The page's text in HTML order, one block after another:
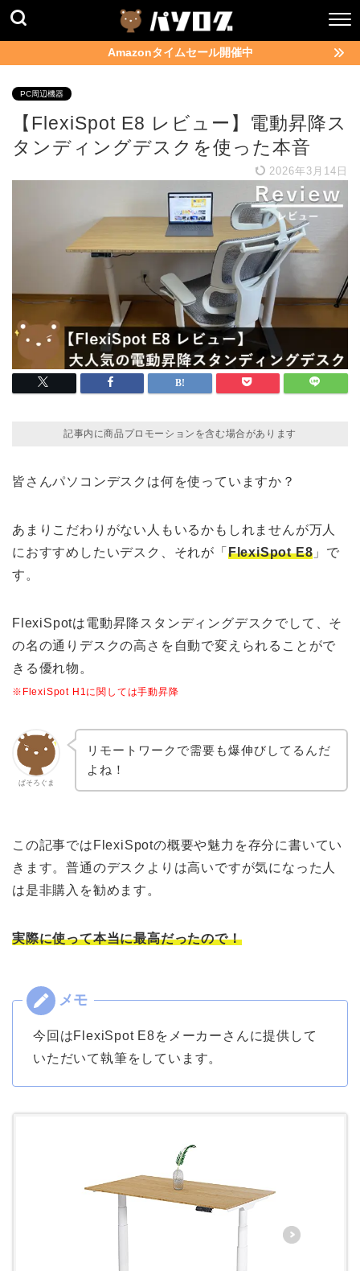
Amazonタイムセール開催中
PC周辺機器
【FlexiSpot E8 レビュー】電動昇降ス
タンディングデスクを使った本音
2026年3月14日
記事内に商品プロモーションを含む場合があります
皆さんパソコンデスクは何を使っていますか？
あまりこだわりがない人もいるかもしれませんが万人
におすすめしたいデスク、それが「 FlexiSpot E8 」で
す。
FlexiSpotは電動昇降スタンディングデスクでして、そ
の名の通りデスクの高さを自動で変えられることがで
きる優れ物。
※FlexiSpot H1に関しては手動昇降
ぱそろぐま
リモートワークで需要も爆伸びしてるんだ
よね！
この記事ではFlexiSpotの概要や魅力を存分に書いてい
きます。普通のデスクよりは高いですが気になった人
は是非購入を勧めます。
実際に使って本当に最高だったので！
今回はFlexiSpot E8をメーカーさんに提供して
いただいて執筆をしています。